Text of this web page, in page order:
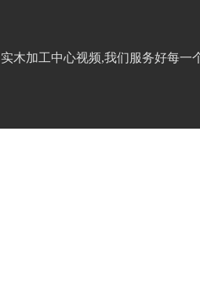
木加工中心视频,我们服务好每一